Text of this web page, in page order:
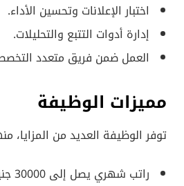
اختبار الإعلانات وتحسين الأداء.
إدارة أدوات التتبع والتحليلات.
العمل ضمن فريق متعدد
مميزات الوظيفة
توفر الوظيفة العديد من المزايا،
راتب شهري يصل إلى 30000 جنيه.